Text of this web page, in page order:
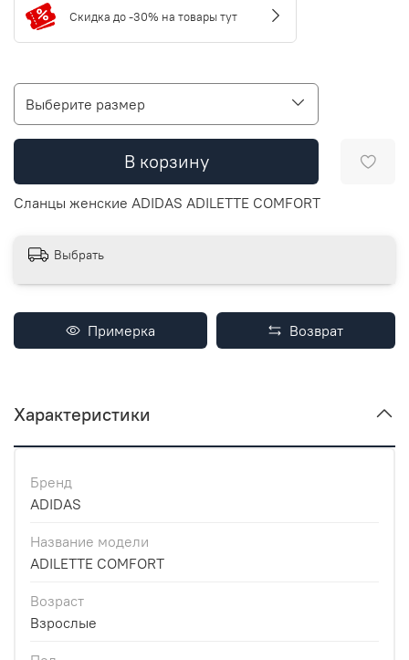
Скидка до -30% на товары тут
Выберите размер
В корзину
Сланцы женские ADIDAS ADILETTE COMFORT
Выбрать
Примерка Возврат
Характеристики
Бренд
ADIDAS
Название модели
ADILETTE COMFORT
Возраст
Взрослые